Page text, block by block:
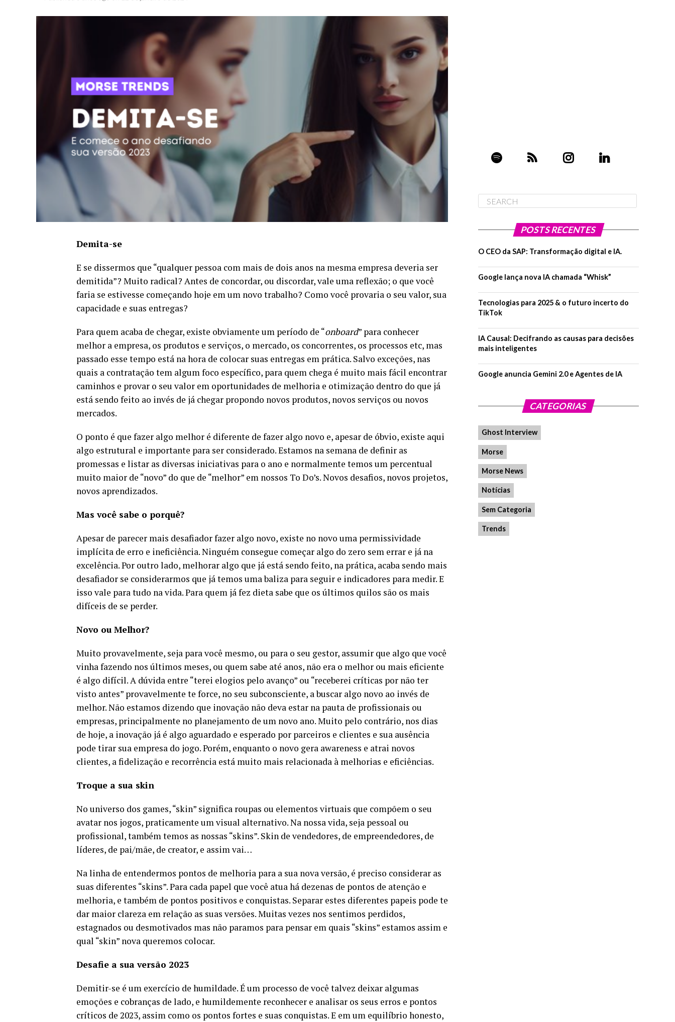
Demita-se
E se dissermos que “qualquer pessoa com mais de dois anos na mesma empresa deveria ser
demitida”? Muito radical? Antes de concordar, ou discordar, vale uma reflexão; o que você
faria se estivesse começando hoje em um novo trabalho? Como você provaria o seu valor, sua
capacidade e suas entregas?
Para quem acaba de chegar, existe obviamente um período de “onboard” para conhecer
melhor a empresa, os produtos e serviços, o mercado, os concorrentes, os processos etc, mas
passado esse tempo está na hora de colocar suas entregas em prática. Salvo exceções, nas
quais a contratação tem algum foco específico, para quem chega é muito mais fácil encontrar
caminhos e provar o seu valor em oportunidades de melhoria e otimização dentro do que já
está sendo feito ao invés de já chegar propondo novos produtos, novos serviços ou novos
mercados.
O ponto é que fazer algo melhor é diferente de fazer algo novo e, apesar de óbvio, existe aqui
algo estrutural e importante para ser considerado. Estamos na semana de definir as
promessas e listar as diversas iniciativas para o ano e normalmente temos um percentual
muito maior de “novo” do que de “melhor” em nossos To Do’s. Novos desafios, novos projetos,
novos aprendizados.
Mas você sabe o porquê?
Apesar de parecer mais desafiador fazer algo novo, existe no novo uma permissividade
implícita de erro e ineficiência. Ninguém consegue começar algo do zero sem errar e já na
excelência. Por outro lado, melhorar algo que já está sendo feito, na prática, acaba sendo mais
desafiador se considerarmos que já temos uma baliza para seguir e indicadores para medir. E
isso vale para tudo na vida. Para quem já fez dieta sabe que os últimos quilos são os mais
difíceis de se perder.
Novo ou Melhor?
Muito provavelmente, seja para você mesmo, ou para o seu gestor, assumir que algo que você
vinha fazendo nos últimos meses, ou quem sabe até anos, não era o melhor ou mais eficiente
é algo difícil. A dúvida entre “terei elogios pelo avanço” ou “receberei críticas por não ter
visto antes” provavelmente te force, no seu subconsciente, a buscar algo novo ao invés de
melhor. Não estamos dizendo que inovação não deva estar na pauta de profissionais ou
empresas, principalmente no planejamento de um novo ano. Muito pelo contrário, nos dias
de hoje, a inovação já é algo aguardado e esperado por parceiros e clientes e sua ausência
pode tirar sua empresa do jogo. Porém, enquanto o novo gera awareness e atrai novos
clientes, a fidelização e recorrência está muito mais relacionada à melhorias e eficiências.
Troque a sua skin
No universo dos games, “skin” significa roupas ou elementos virtuais que compõem o seu
avatar nos jogos, praticamente um visual alternativo. Na nossa vida, seja pessoal ou
profissional, também temos as nossas “skins”. Skin de vendedores, de empreendedores, de
líderes, de pai/mãe, de creator, e assim vai…
Na linha de entendermos pontos de melhoria para a sua nova versão, é preciso considerar as
suas diferentes “skins”. Para cada papel que você atua há dezenas de pontos de atenção e
melhoria, e também de pontos positivos e conquistas. Separar estes diferentes papeis pode te
dar maior clareza em relação as suas versões. Muitas vezes nos sentimos perdidos,
estagnados ou desmotivados mas não paramos para pensar em quais “skins” estamos assim e
qual “skin” nova queremos colocar.
Desafie a sua versão 2023
Demitir-se é um exercício de humildade. É um processo de você talvez deixar algumas
emoções e cobranças de lado, e humildemente reconhecer e analisar os seus erros e pontos
críticos de 2023, assim como os pontos fortes e suas conquistas. E em um equilíbrio honesto,
POSTS RECENTES
O CEO da SAP: Transformação digital e IA.
Google lança nova IA chamada “Whisk”
Tecnologias para 2025 & o futuro incerto do
TikTok
IA Causal: Decifrando as causas para decisões
mais inteligentes
Google anuncia Gemini 2.0 e Agentes de IA
CATEGORIAS
Ghost Interview
Morse
Morse News
Notícias
Sem Categoria
Trends